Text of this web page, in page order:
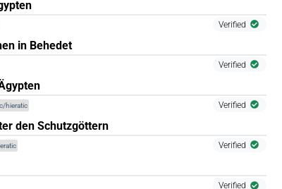
(1)
Verified
in Behedet
Verified
hieratic Verified
den Schutzgöttern
Verified
Verified